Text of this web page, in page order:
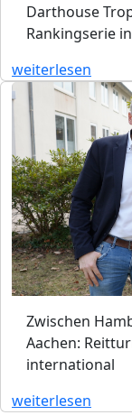
Darthouse
Rankingserie
weiterlesen
Zwischen
Aachen:
international
weiterlesen